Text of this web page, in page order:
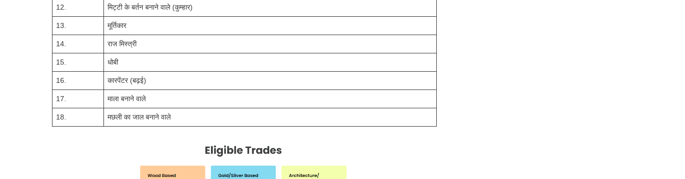
12. मिट्टी के बर्तन बनाने वाले (कुम्हार)
13. मूर्तिकार
14. राज मिस्त्री
15. धोबी
16. कारपेंटर (बढ़ई)
17. माला बनाने वाले
18. मछली का जाल बनाने वाले